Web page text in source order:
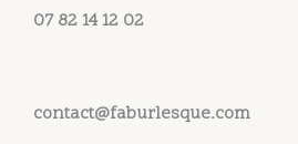
07 82 14 12 02
contact@faburlesque.com